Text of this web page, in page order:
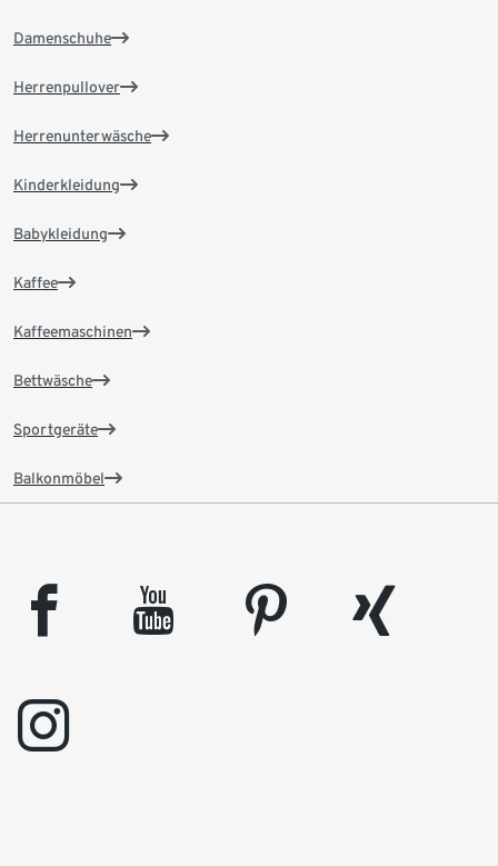
Damenschuhe
Herrenpullover
Herrenunterwäsche
Kinderkleidung
Babykleidung
Kaffee
Kaffeemaschinen
Bettwäsche
Sportgeräte
Balkonmöbel
facebook youtube pinterest
xing
instagram